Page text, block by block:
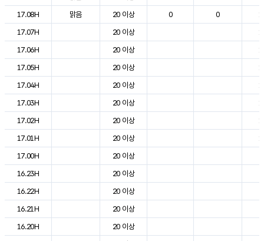
17.08H
맑음 20 이상 0 0
17.07H
20 이상
17.06H
20 이상
17.05H
20 이상
17.04H
20 이상
17.03H
20 이상
17.02H
20 이상
17.01H
20 이상
17.00H
20 이상
16.23H
20 이상
16.22H
20 이상
16.21H
20 이상
16.20H
20 이상